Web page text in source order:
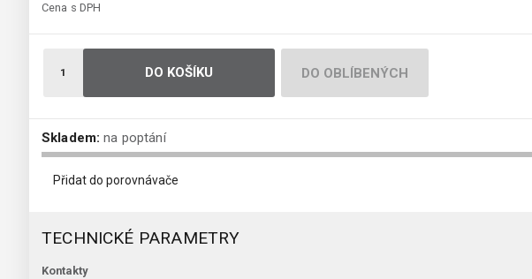
Cena s DPH
DO KOŠÍKU DO OBLÍBENÝCH
Skladem: na poptání
Přidat do porovnávače
TECHNICKÉ PARAMETRY
Kontakty